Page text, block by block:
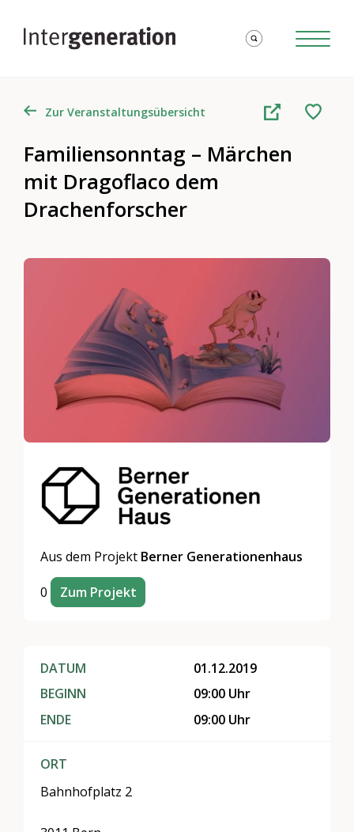
Zur Veranstaltungsübersicht
Familiensonntag – Märchen
mit Dragoflaco dem
Drachenforscher
Aus dem Projekt Berner Generationenhaus
0 Zum Projekt
DATUM
BEGINN
ENDE
01.12.2019
09:00 Uhr
09:00 Uhr
ORT
Bahnhofplatz 2